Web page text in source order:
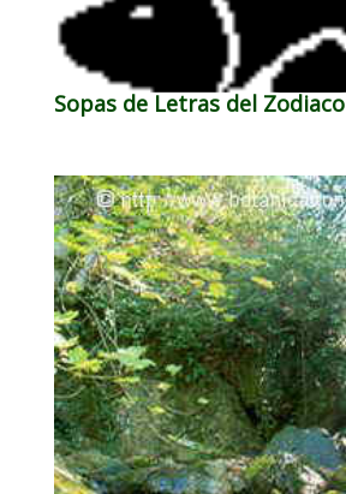
Sopas de Letras del Zodiaco